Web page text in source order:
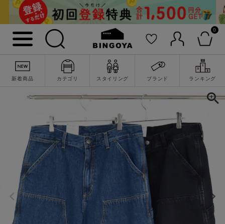
0
新着商品 カテゴリ スタイリング ブランド ランキング
詳細検索